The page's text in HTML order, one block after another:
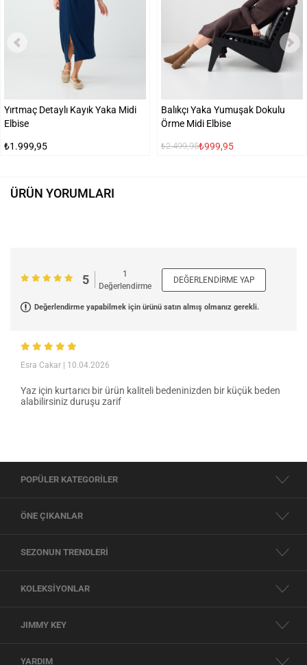
Yırtmaç Detaylı Kayık Yaka Midi
Elbise
₺1.999,95
Balıkçı Yaka Yumuşak Dokulu
Örme Midi Elbise
₺2.499,95₺999,95
ÜRÜN YORUMLARI
5
1
Değerlendirme
DEĞERLENDIRME YAP
Değerlendirme yapabilmek için ürünü satın almış olmanız gerekli.
Esra Cakar | 10.04.2026
Yaz için kurtarıcı bir ürün kaliteli bedeninizden bir küçük beden
alabilirsiniz duruşu zarif
POPÜLER KATEGORİLER
ÖNE ÇIKANLAR
SEZONUN TRENDLERİ
KOLEKSİYONLAR
JIMMY KEY
YARDIM